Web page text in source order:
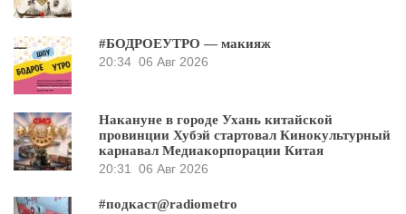
#БОДРОЕУТРО — макияж
20:34 06 Авг 2026
Накануне в городе Ухань китайской
провинции Хубэй стартовал Кинокультурный
карнавал Медиакорпорации Китая
20:31
06 Авг 2026
#подкаст@radiometro